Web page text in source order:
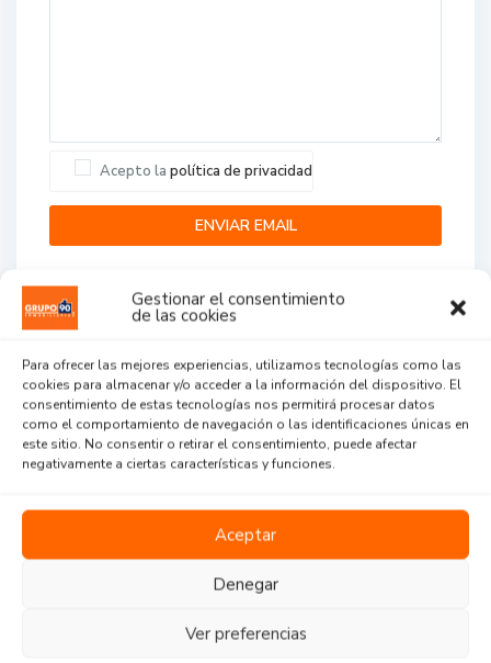
Gestionar el consentimiento
de las cookies
Para ofrecer las mejores experiencias, utilizamos tecnologías como las
cookies para almacenar y/o acceder a la información del dispositivo. El
consentimiento de estas tecnologías nos permitirá procesar datos
como el comportamiento de navegación o las identificaciones únicas en
este sitio. No consentir o retirar el consentimiento, puede afectar
negativamente a ciertas características y funciones.
Aceptar
Denegar
Ver preferencias
Acepto la política de privacidad
Agent Reviews
...